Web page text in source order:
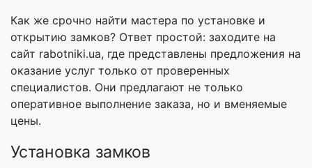
Как же срочно найти мастера по установке и
открытию замков? Ответ простой: заходите на
сайт rabotniki.ua, где представлены предложения на
оказание услуг только от проверенных
специалистов. Они предлагают не только
оперативное выполнение заказа, но и вменяемые
цены.
Установка замков